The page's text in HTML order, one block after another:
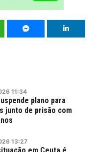
11:34
plano para
junto de prisão com
13:27